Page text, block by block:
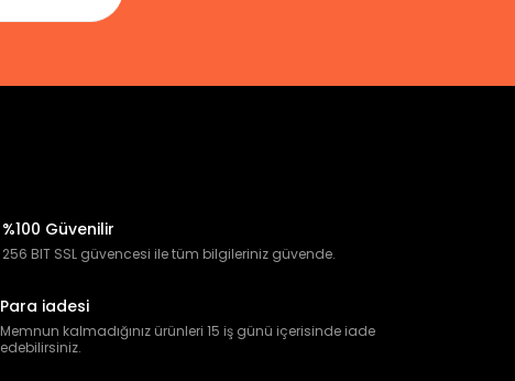
%100 Güvenilir
256 BIT SSL güvencesi ile tüm bilgileriniz güvende.
Para iadesi
Memnun kalmadığınız ürünleri 15 iş günü içerisinde iade
edebilirsiniz.